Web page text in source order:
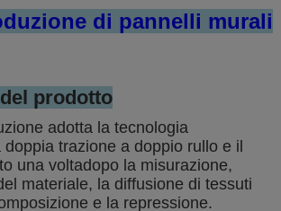
di pannelli murali
prodotto
adotta la tecnologia
trazione a doppio rullo e il
una voltadopo la misurazione,
materiale, la diffusione di tessuti
e la repressione.